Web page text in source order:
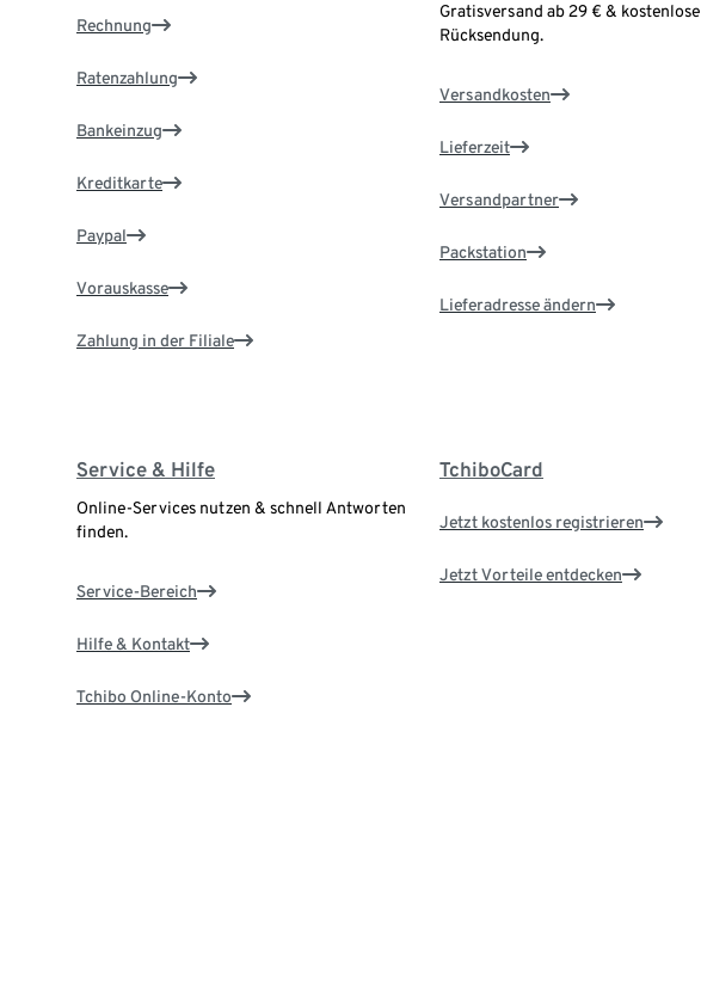
Rechnung
Ratenzahlung
Bankeinzug
Kreditkarte
Paypal
Vorauskasse
Zahlung in der Filiale
Gratisversand ab 29 € & kostenlose
Rücksendung.
Versandkosten
Lieferzeit
Versandpartner
Packstation
Lieferadresse ändern
Service & Hilfe
Online-Services nutzen & schnell Antworten
finden.
Service-Bereich
Hilfe & Kontakt
Tchibo Online-Konto
TchiboCard
Jetzt kostenlos registrieren
Jetzt Vorteile entdecken